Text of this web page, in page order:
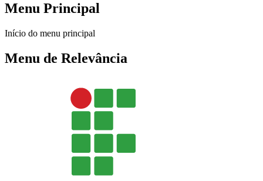
Menu Principal
Início do menu principal
Menu de Relevância